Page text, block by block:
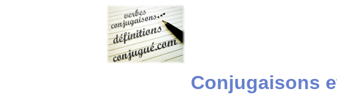
Conjugaisons